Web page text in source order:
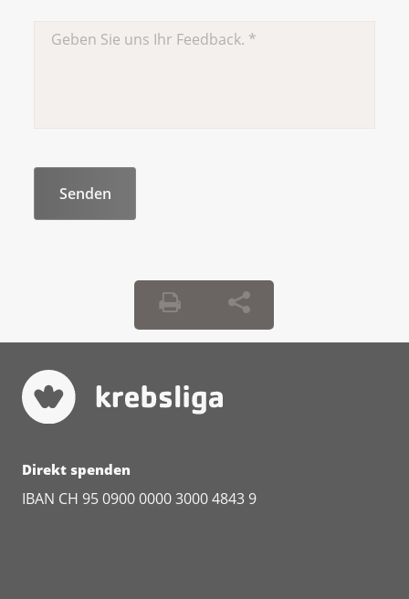
Direkt spenden
IBAN CH 95 0900 0000 3000 4843 9